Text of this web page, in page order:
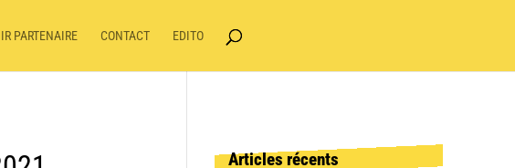
PARTENAIRE CONTACT EDITO
Articles récents